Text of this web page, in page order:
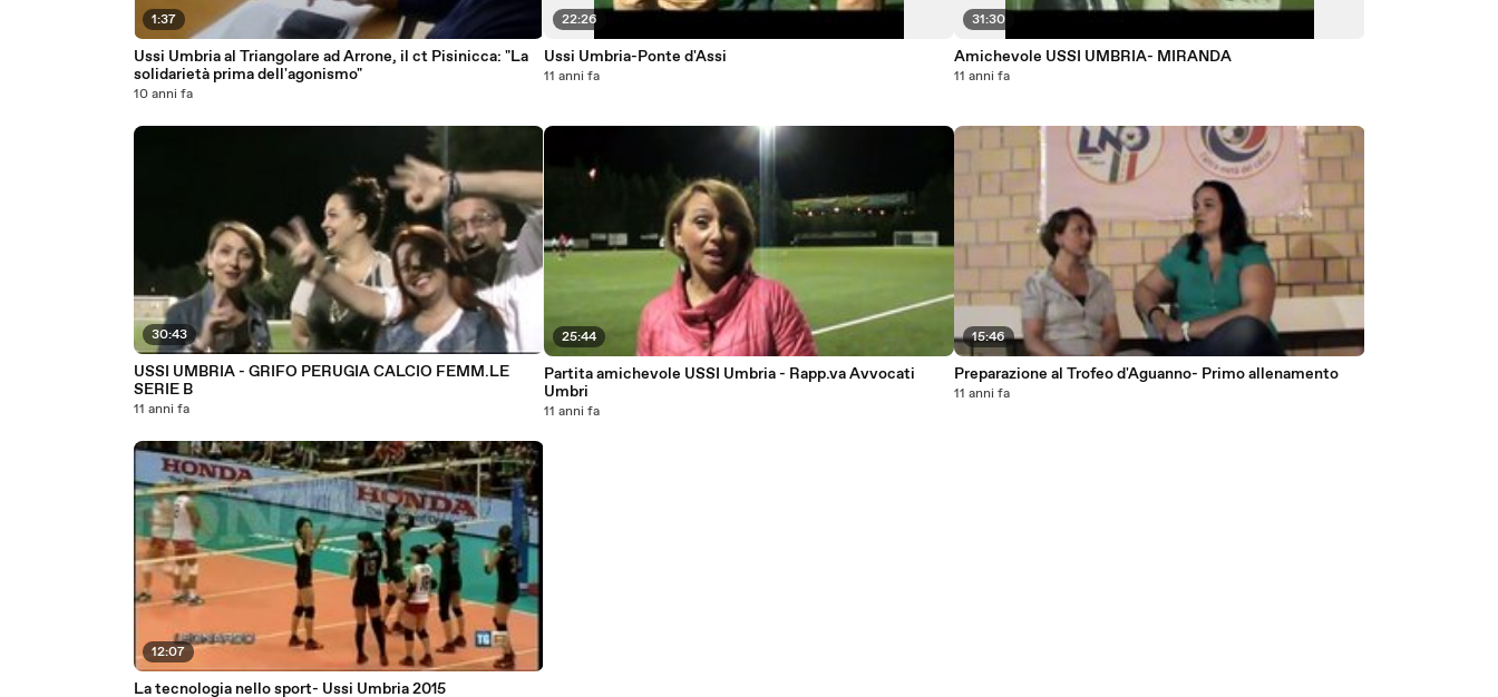
1:37
Ussi Umbria al Triangolare ad Arrone, il ct Pisinicca: "La
solidarietà prima dell'agonismo"
10 anni fa
30:43
USSI UMBRIA - GRIFO PERUGIA CALCIO FEMM.LE
SERIE B
11 anni fa
12:07
La tecnologia nello sport- Ussi Umbria 2015
22:26
Ussi Umbria-Ponte d'Assi
11 anni fa
25:44
Partita amichevole USSI Umbria - Rapp.va Avvocati
Umbri
11 anni fa
31:30
Amichevole USSI UMBRIA- MIRANDA
11 anni fa
15:46
Preparazione al Trofeo d'Aguanno- Primo allenamento
11 anni fa